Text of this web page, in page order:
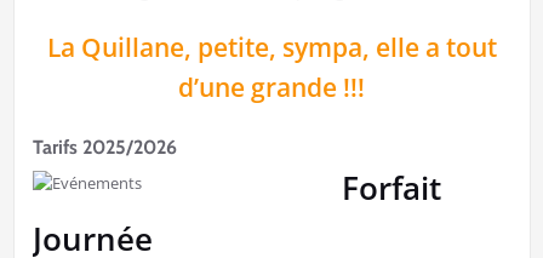
La Quillane, petite, sympa, elle a tout
d’une grande !!!
Tarifs 2025/2026
Forfait
Journée